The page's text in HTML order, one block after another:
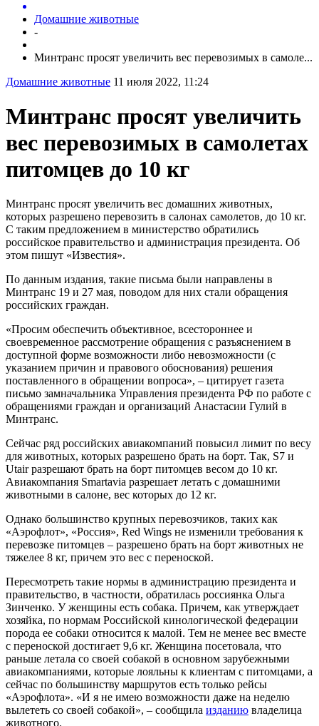
Домашние животные
-
Минтранс просят увеличить вес перевозимых в самоле...
Домашние животные 11 июля 2022, 11:24
Минтранс просят увеличить
вес перевозимых в самолетах
питомцев до 10 кг
Минтранс просят увеличить вес домашних животных,
которых разрешено перевозить в салонах самолетов, до 10 кг.
С таким предложением в министерство обратились
российское правительство и администрация президента. Об
этом пишут «Известия».
По данным издания, такие письма были направлены в
Минтранс 19 и 27 мая, поводом для них стали обращения
российских граждан.
«Просим обеспечить объективное, всестороннее и
своевременное рассмотрение обращения с разъяснением в
доступной форме возможности либо невозможности (с
указанием причин и правового обоснования) решения
поставленного в обращении вопроса», – цитирует газета
письмо замначальника Управления президента РФ по работе с
обращениями граждан и организаций Анастасии Гулий в
Минтранс.
Сейчас ряд российских авиакомпаний повысил лимит по весу
для животных, которых разрешено брать на борт. Так, S7 и
Utair разрешают брать на борт питомцев весом до 10 кг.
Авиакомпания Smartavia разрешает летать с домашними
животными в салоне, вес которых до 12 кг.
Однако большинство крупных перевозчиков, таких как
«Аэрофлот», «Россия», Red Wings не изменили требования к
перевозке питомцев – разрешено брать на борт животных не
тяжелее 8 кг, причем это вес с переноской.
Пересмотреть такие нормы в администрацию президента и
правительство, в частности, обратилась россиянка Ольга
Зинченко. У женщины есть собака. Причем, как утверждает
хозяйка, по нормам Российской кинологической федерации
порода ее собаки относится к малой. Тем не менее вес вместе
с переноской достигает 9,6 кг. Женщина посетовала, что
раньше летала со своей собакой в основном зарубежными
авиакомпаниями, которые лояльны к клиентам с питомцами, а
сейчас по большинству маршрутов есть только рейсы
«Аэрофлота». «И я не имею возможности даже на неделю
вылететь со своей собакой», – сообщила изданию владелица
животного.